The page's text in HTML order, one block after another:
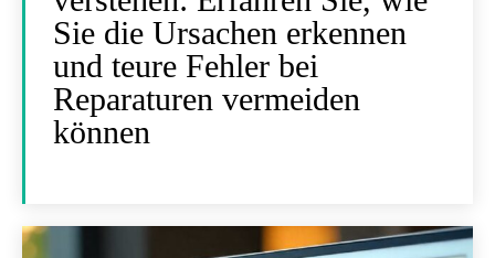
Sie die Ursachen erkennen
und teure Fehler bei
Reparaturen vermeiden
können